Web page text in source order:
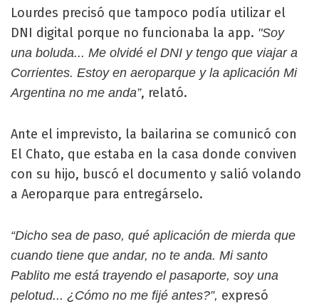
Lourdes precisó que tampoco podía utilizar el
DNI digital porque no funcionaba la app. "Soy
una boluda... Me olvidé el DNI y tengo que viajar a
Corrientes. Estoy en aeroparque y la aplicación Mi
Argentina no me anda”, relató.
Ante el imprevisto, la bailarina se comunicó con
El Chato, que estaba en la casa donde conviven
con su hijo, buscó el documento y salió volando
a Aeroparque para entregárselo.
“Dicho sea de paso, qué aplicación de mierda que
cuando tiene que andar, no te anda. Mi santo
Pablito me está trayendo el pasaporte, soy una
pelotud... ¿Cómo no me fijé antes?”, expresó